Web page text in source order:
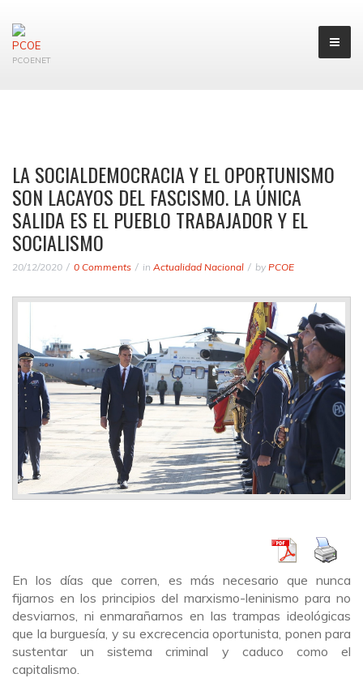
PCOENET
LA SOCIALDEMOCRACIA Y EL OPORTUNISMO
SON LACAYOS DEL FASCISMO. LA ÚNICA
SALIDA ES EL PUEBLO TRABAJADOR Y EL
SOCIALISMO
20/12/2020 0 Comments in Actualidad Nacional by PCOE
En los días que corren, es más necesario que nunca
fijarnos en los principios del marxismo-leninismo para no
desviarnos, ni enmarañarnos en las trampas ideológicas
que la burguesía, y su excrecencia oportunista, ponen para
sustentar un sistema criminal y caduco como el
capitalismo.